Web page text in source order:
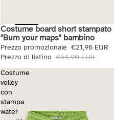
Saldi
Costume board short stampato
"Burn your maps" bambino
Prezzo promozionale €21,96 EUR
Prezzo di listino €54,90 EUR
Costume
volley
con
stampa
water